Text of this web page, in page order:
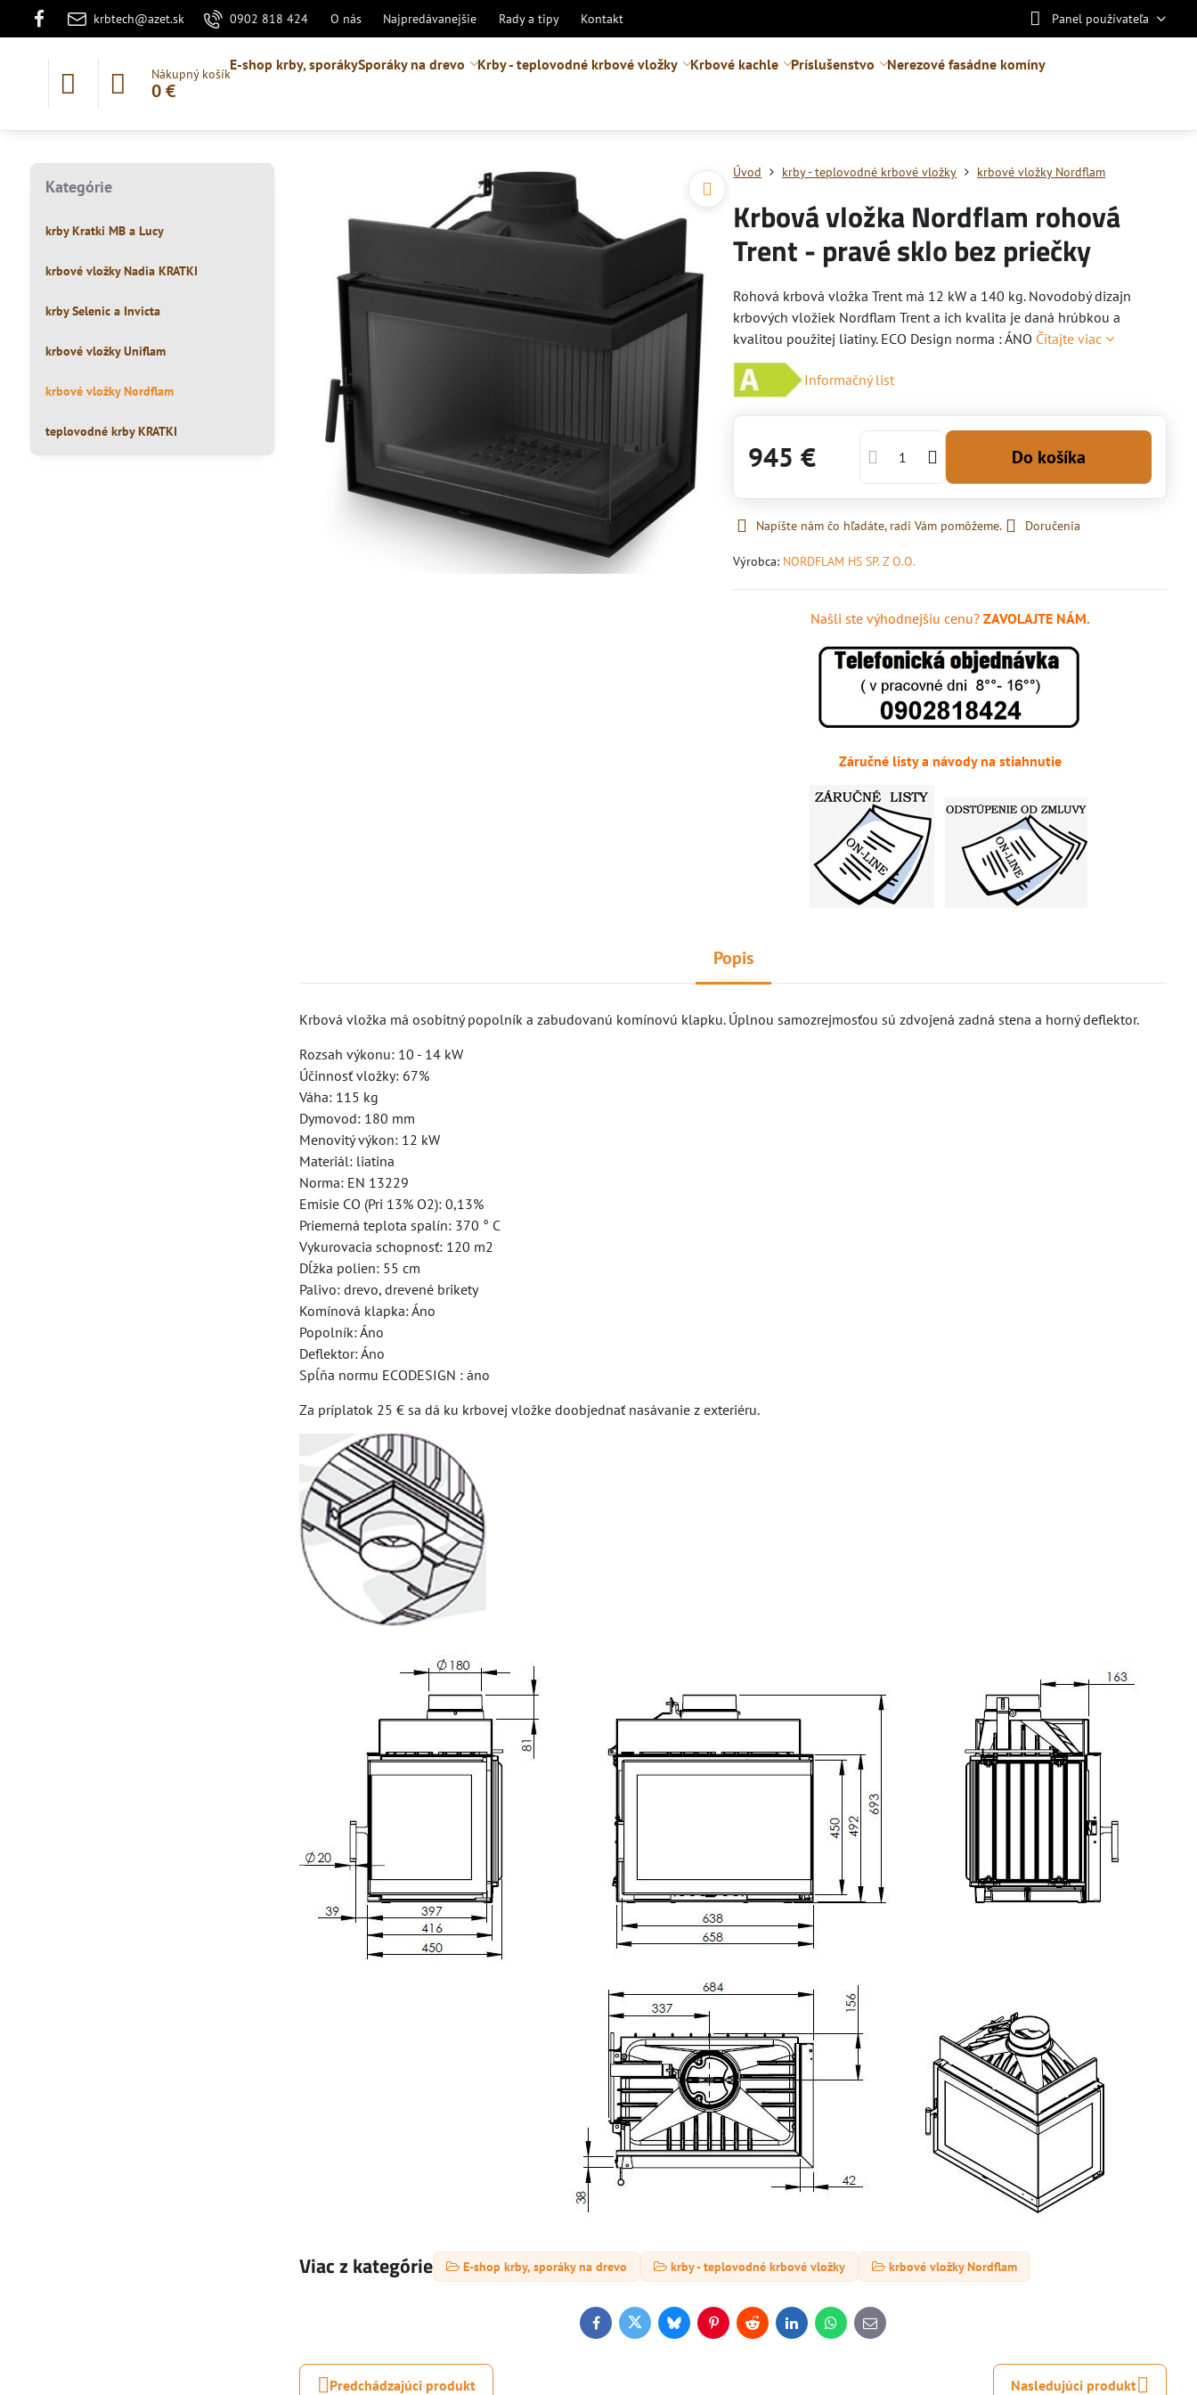
krbtech@azet.sk 0902 818 424 O nás Najpredávanejšie Rady a tipy Kontakt Panel používateľa
Nákupný košík
0 €
E-shop krby, sporákySporáky na drevo Krby - teplovodné krbové vložky Krbové kachle Príslušenstvo Nerezové fasádne komíny
Úvod krby - teplovodné krbové vložky krbové vložky Nordflam
Krbová vložka Nordflam rohová
Trent - pravé sklo bez priečky
Rohová krbová vložka Trent má 12 kW a 140 kg. Novodobý dizajn
krbových vložiek Nordflam Trent a ich kvalita je daná hrúbkou a
kvalitou použitej liatiny. ECO Design norma : ÁNO Čítajte viac
Informačný list
945 € Do košíka
Napíšte nám čo hľadáte, radi Vám pomôžeme. Doručenia
Výrobca: NORDFLAM HS SP. Z O.O.
Našli ste výhodnejšiu cenu?ZAVOLAJTE NÁM.
Záručné listy a návody na stiahnutie
Popis
Krbová vložka má osobitný popolník a zabudovanú komínovú klapku. Úplnou samozrejmosťou sú zdvojená zadná stena a horný deflektor.
Rozsah výkonu: 10 - 14 kW
Účinnosť vložky: 67%
Váha: 115 kg
Dymovod: 180 mm
Menovitý výkon: 12 kW
Materiál: liatina
Norma: EN 13229
Emisie CO (Pri 13% O2): 0,13%
Priemerná teplota spalín: 370 ° C
Vykurovacia schopnosť: 120 m2
Dĺžka polien: 55 cm
Palivo: drevo, drevené brikety
Komínová klapka: Áno
Popolník: Áno
Deflektor: Áno
Spĺňa normu ECODESIGN : áno
Za príplatok 25 € sa dá ku krbovej vložke doobjednať nasávanie z exteriéru.
Viac z kategórie E-shop krby, sporáky na drevo krby - teplovodné krbové vložky krbové vložky Nordflam
FacebookTwitterBlueskyPinterestRedditLinkedInWhatsApp
E-
mail
Predchádzajúci produkt Nasledujúci produkt
Kategórie
krby Kratki MB a Lucy
krbové vložky Nadia KRATKI
krby Selenic a Invicta
krbové vložky Uniflam
krbové vložky Nordflam
teplovodné krby KRATKI